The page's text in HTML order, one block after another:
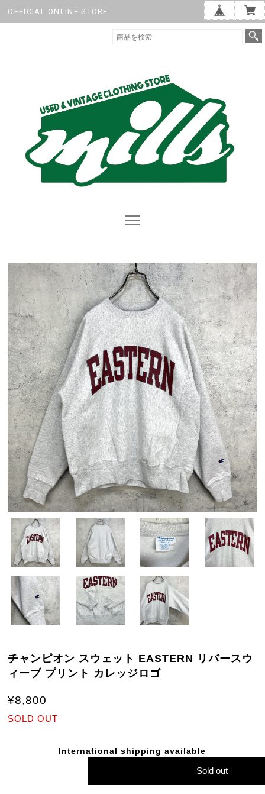
OFFICIAL ONLINE STORE
チャンピオン スウェット EASTERN リバースウ
ィーブ プリント カレッジロゴ
¥8,800
SOLD OUT
International shipping available
Sold out